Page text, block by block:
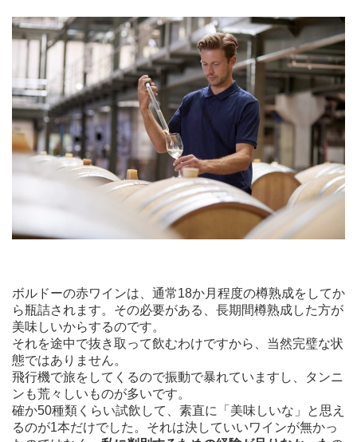
ボルドーの赤ワインは、通常18か月程度の樽熟成をしてか
ら瓶詰されます。その必要がある、長期間樽熟成した方が
美味しいからするのです。
それを途中で抜き取って飲むわけですから、当然完璧な状
態ではありません。
飛行機で旅をしてくるので振動で暴れていますし、タンニ
ンも荒々しいものが多いです。
確か50種類くらい試飲して、素直に「美味しいな」と思え
るのが1本だけでした。それは決していいワインが無かっ